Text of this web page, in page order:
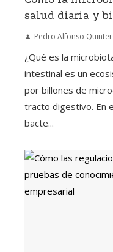
salud diaria y
Pedro Alfonso
¿Qué es la
intestinal es un
por billones de
tracto digestivo. En
bacte...